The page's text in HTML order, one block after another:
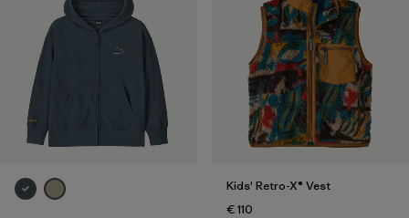
Kids' Retro-X® Vest
€ 110